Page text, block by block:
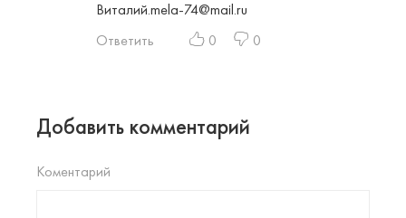
Виталий.mela-74@mail.ru
Ответить
0 0
Добавить комментарий
Коментарий